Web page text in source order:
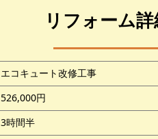
リフォーム
エコキュート改修工事
526,000円
3時間半